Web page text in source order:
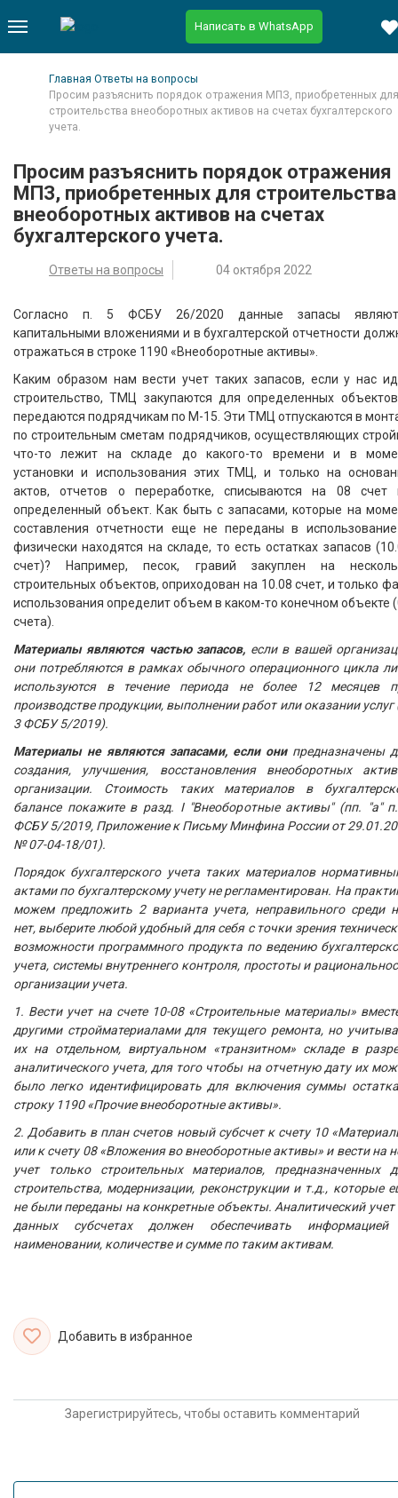
Написать в WhatsApp
Главная Ответы на вопросы
Просим разъяснить порядок отражения МПЗ, приобретенных для
строительства внеоборотных активов на счетах бухгалтерского
учета.
Просим разъяснить порядок отражения
МПЗ, приобретенных для строительства
внеоборотных активов на счетах
бухгалтерского учета.
Ответы на вопросы 04 октября 2022
Согласно п. 5 ФСБУ 26/2020 данные запасы
капитальными вложениями и в бухгалтерской отчетности
отражаться в строке 1190 «Внеоборотные активы».
Каким образом нам вести учет таких запасов, если у нас
строительство, ТМЦ закупаются для определенных
передаются подрядчикам по М-15. Эти ТМЦ отпускаются в
по строительным сметам подрядчиков, осуществляющих
что-то лежит на складе до какого-то времени и в
установки и использования этих ТМЦ, и только на
актов, отчетов о переработке, списываются на 08 счет
определенный объект. Как быть с запасами, которые на
составления отчетности еще не переданы в
физически находятся на складе, то есть остатках запасов
счет)? Например, песок, гравий закуплен на
строительных объектов, оприходован на 10.08 счет, и только
использования определит объем в каком-то конечном объекте
счета).
Материалы являются частью запасов, если в вашей
они потребляются в рамках обычного операционного цикла
используются в течение периода не более 12 месяцев
производстве продукции, выполнении работ или оказании услуг
3 ФСБУ 5/2019).
Материалы не являются запасами, если они предназначены
создания, улучшения, восстановления внеоборотных
организации. Стоимость таких материалов в
балансе покажите в разд. I "Внеоборотные активы" (пп. "а"
ФСБУ 5/2019, Приложение к Письму Минфина России от
№ 07-04-18/01).
Порядок бухгалтерского учета таких материалов
актами по бухгалтерскому учету не регламентирован. На
можем предложить 2 варианта учета, неправильного среди
нет, выберите любой удобный для себя с точки зрения
возможности программного продукта по ведению
учета, системы внутреннего контроля, простоты и
организации учета.
1. Вести учет на счете 10-08 «Строительные материалы»
другими стройматериалами для текущего ремонта, но
их на отдельном, виртуальном «транзитном» складе в
аналитического учета, для того чтобы на отчетную дату их
было легко идентифицировать для включения суммы
строку 1190 «Прочие внеоборотные активы».
2. Добавить в план счетов новый субсчет к счету 10
или к счету 08 «Вложения во внеоборотные активы» и вести на
учет только строительных материалов, предназначенных
строительства, модернизации, реконструкции и т.д., которые
не были переданы на конкретные объекты. Аналитический учет
данных субсчетах должен обеспечивать
наименовании, количестве и сумме по таким активам.
Добавить в избранное
Зарегистрируйтесь, чтобы оставить комментарий